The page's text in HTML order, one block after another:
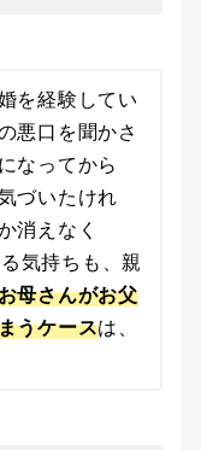
を経験してい
悪口を聞かさ
なってから
づいたけれ
消えなく
気持ちも、親
母さんがお父
うケースは、